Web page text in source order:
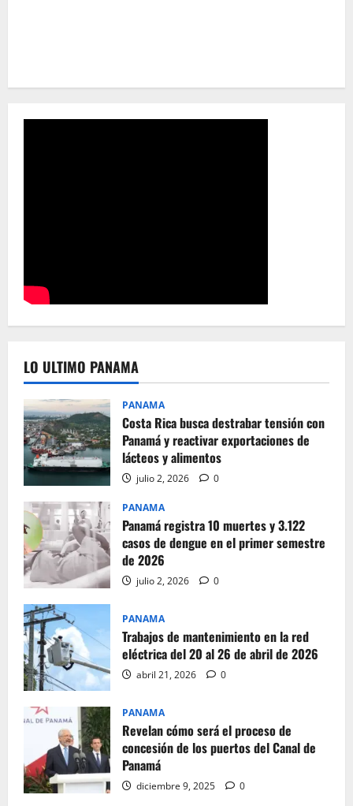
LO ULTIMO PANAMA
PANAMA
Costa Rica busca destrabar tensión con
Panamá y reactivar exportaciones de
lácteos y alimentos
julio 2, 2026 0
PANAMA
Panamá registra 10 muertes y 3.122
casos de dengue en el primer semestre
de 2026
julio 2, 2026 0
PANAMA
Trabajos de mantenimiento en la red
eléctrica del 20 al 26 de abril de 2026
abril 21, 2026 0
PANAMA
Revelan cómo será el proceso de
concesión de los puertos del Canal de
Panamá
diciembre 9, 2025 0